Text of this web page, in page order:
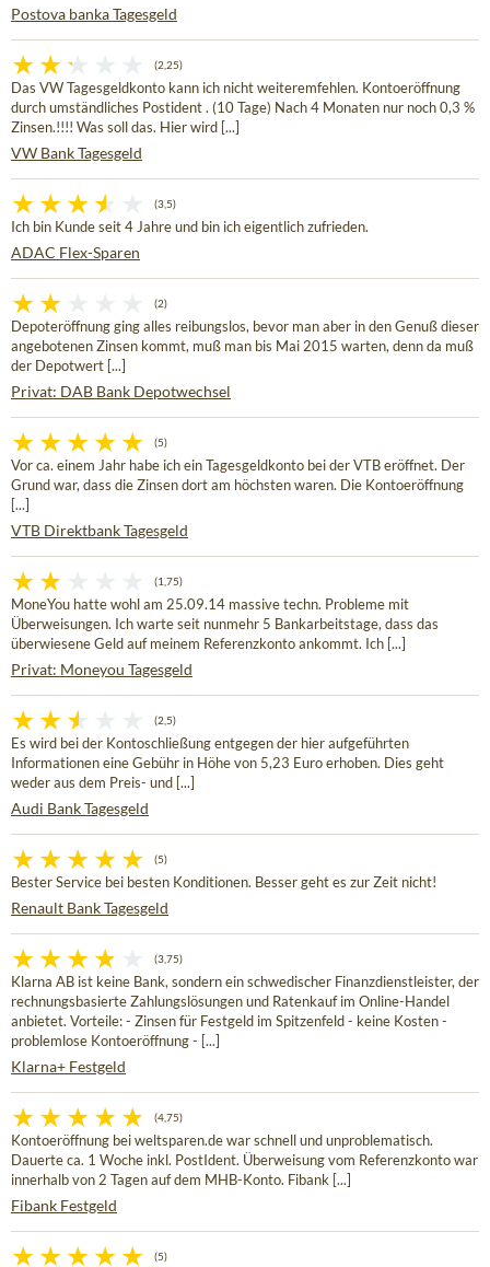
Postova banka Tagesgeld
(2,25)
Das VW Tagesgeldkonto kann ich nicht weiteremfehlen. Kontoeröffnung
durch umständliches Postident . (10 Tage) Nach 4 Monaten nur noch 0,3 %
Zinsen.!!!! Was soll das. Hier wird [...]
VW Bank Tagesgeld
(3,5)
Ich bin Kunde seit 4 Jahre und bin ich eigentlich zufrieden.
ADAC Flex-Sparen
(2)
Depoteröffnung ging alles reibungslos, bevor man aber in den Genuß dieser
angebotenen Zinsen kommt, muß man bis Mai 2015 warten, denn da muß
der Depotwert [...]
Privat: DAB Bank Depotwechsel
(5)
Vor ca. einem Jahr habe ich ein Tagesgeldkonto bei der VTB eröffnet. Der
Grund war, dass die Zinsen dort am höchsten waren. Die Kontoeröffnung
[...]
VTB Direktbank Tagesgeld
(1,75)
MoneYou hatte wohl am 25.09.14 massive techn. Probleme mit
Überweisungen. Ich warte seit nunmehr 5 Bankarbeitstage, dass das
überwiesene Geld auf meinem Referenzkonto ankommt. Ich [...]
Privat: Moneyou Tagesgeld
(2,5)
Es wird bei der Kontoschließung entgegen der hier aufgeführten
Informationen eine Gebühr in Höhe von 5,23 Euro erhoben. Dies geht
weder aus dem Preis- und [...]
Audi Bank Tagesgeld
(5)
Bester Service bei besten Konditionen. Besser geht es zur Zeit nicht!
Renault Bank Tagesgeld
(3,75)
Klarna AB ist keine Bank, sondern ein schwedischer Finanzdienstleister, der
rechnungsbasierte Zahlungslösungen und Ratenkauf im Online-Handel
anbietet. Vorteile: - Zinsen für Festgeld im Spitzenfeld - keine Kosten -
problemlose Kontoeröffnung - [...]
Klarna+ Festgeld
(4,75)
Kontoeröffnung bei weltsparen.de war schnell und unproblematisch.
Dauerte ca. 1 Woche inkl. PostIdent. Überweisung vom Referenzkonto war
innerhalb von 2 Tagen auf dem MHB-Konto. Fibank [...]
Fibank Festgeld
(5)